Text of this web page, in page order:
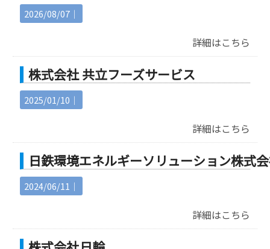
2026/08/07｜
詳細はこちら
株式会社 共立フーズサービス
2025/01/10｜
詳細はこちら
日鉄環境エネルギーソリューション株式
2024/06/11｜
詳細はこちら